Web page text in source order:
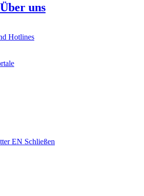
uns
Hotlines
EN Schließen